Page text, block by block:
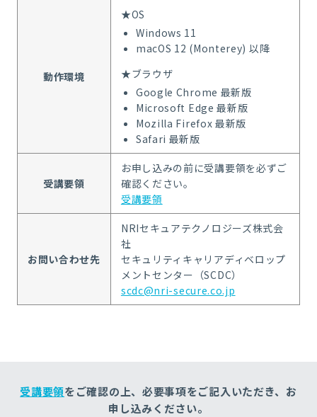
動作環境
★OS
Windows 11
macOS 12 (Monterey) 以降
★ブラウザ
Google Chrome 最新版
Microsoft Edge 最新版
Mozilla Firefox 最新版
Safari 最新版
受講要領
お申し込みの前に受講要領を必ずご
確認ください。
受講要領
お問い合わせ先
NRIセキュアテクノロジーズ株式会
社
セキュリティキャリアディベロップ
メントセンター（SCDC）
scdc@nri-secure.co.jp
受講要領をご確認の上、 必要事項をご記入いただき、 お
申し込みください。